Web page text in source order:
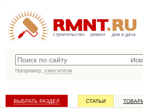
строительство ремонт дом и дача
Например, смесители
ВЫБРАТЬ РАЗДЕЛ СТАТЬИ